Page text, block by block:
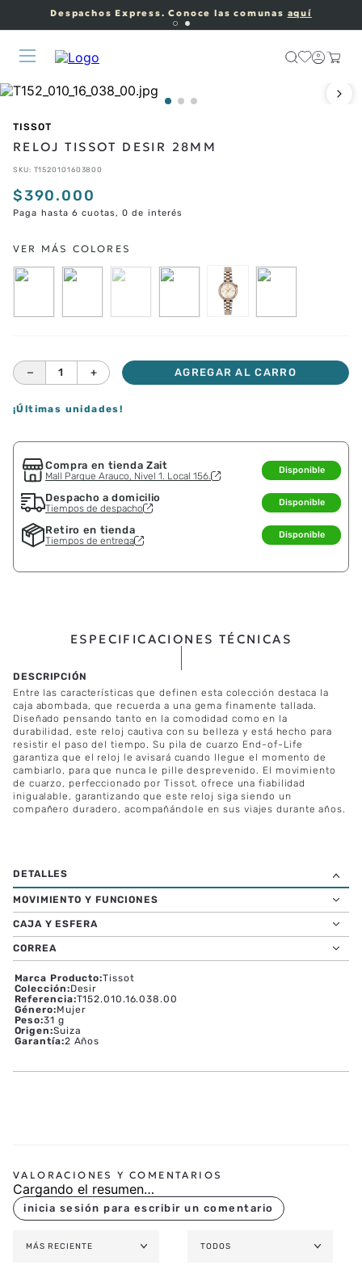
Despachos Express. Conoce las comunas aquí
TISSOT
RELOJ TISSOT DESIR 28MM
SKU: T1520101603800
$390.000
Paga hasta 6 cuotas, 0 de interés
＋
－ AGREGAR AL CARRO
¡Últimas unidades!
Compra en tienda Zait
Mall Parque Arauco, Nivel 1. Local 156.
Disponible
Despacho a domicilio
Tiempos de despacho
Disponible
Retiro en tienda
Tiempos de entrega
Disponible
ESPECIFICACIONES TÉCNICAS
Entre las características que definen esta colección destaca la
caja abombada, que recuerda a una gema finamente tallada.
Diseñado pensando tanto en la comodidad como en la
durabilidad, este reloj cautiva con su belleza y está hecho para
resistir el paso del tiempo. Su pila de cuarzo End-of-Life
garantiza que el reloj le avisará cuando llegue el momento de
cambiarlo, para que nunca le pille desprevenido. El movimiento
de cuarzo, perfeccionado por Tissot, ofrece una fiabilidad
inigualable, garantizando que este reloj siga siendo un
compañero duradero, acompañándole en sus viajes durante años.
MOVIMIENTO Y FUNCIONES
CAJA Y ESFERA
CORREA
Marca Producto:Tissot
Colección:Desir
Referencia:T152.010.16.038.00
Género:Mujer
Peso:31 g
Origen:Suiza
Garantía:2 Años
Cargando el resumen…
MÁS RECIENTE TODOS